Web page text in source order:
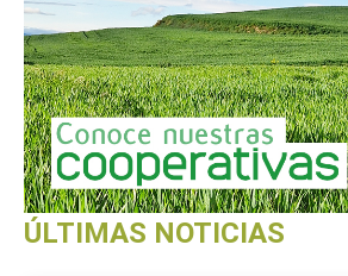
ÚLTIMAS NOTICIAS